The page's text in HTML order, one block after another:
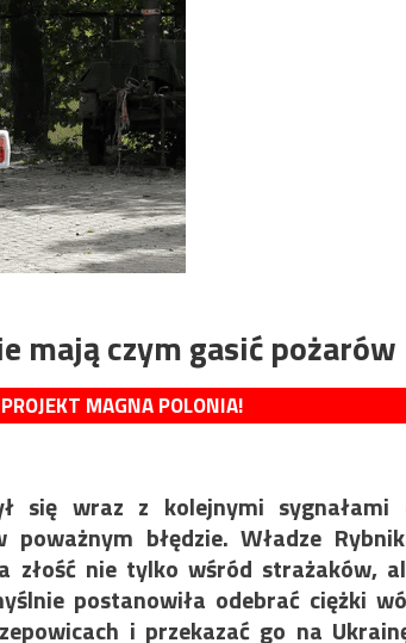
mają czym gasić pożarów
MAGNA POLONIA!
się wraz z kolejnymi sygnałami
poważnym błędzie. Władze
złość nie tylko wśród strażaków,
postanowiła odebrać ciężki
i przekazać go na